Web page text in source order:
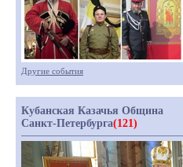
Другие события
Кубанская Казачья Община
Санкт-Петербурга(121)